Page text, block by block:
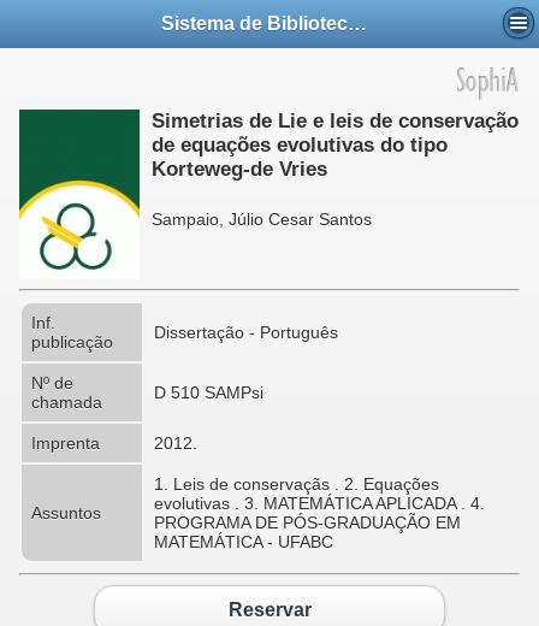
Sistema de Bibliotecas da UFABC
Simetrias de Lie e leis de conservação
de equações evolutivas do tipo
Korteweg-de Vries
Sampaio, Júlio Cesar Santos
Inf.
publicação
Dissertação - Português
Nº de
chamada
D 510 SAMPsi
Imprenta 2012.
Assuntos
1. Leis de conservaçãs . 2. Equações
evolutivas . 3. MATEMÁTICA APLICADA . 4.
PROGRAMA DE PÓS-GRADUAÇÃO EM
MATEMÁTICA - UFABC
Reservar